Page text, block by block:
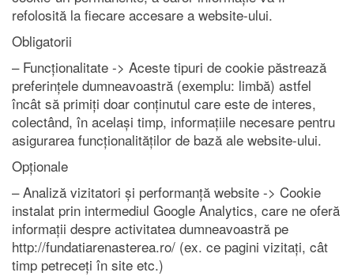
refolosită la fiecare accesare a website-ului.
Obligatorii
– Funcționalitate -> Aceste tipuri de cookie păstrează
preferințele dumneavoastră (exemplu: limbă) astfel
încât să primiți doar conținutul care este de interes,
colectând, în același timp, informațiile necesare pentru
asigurarea funcționalităților de bază ale website-ului.
Opționale
– Analiză vizitatori și performanță website -> Cookie
instalat prin intermediul Google Analytics, care ne oferă
informații despre activitatea dumneavoastră pe
http://fundatiarenasterea.ro/ (ex. ce pagini vizitați, cât
timp petreceți în site etc.)